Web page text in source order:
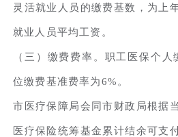
灵活就业人员的缴费基数，为上
就业人员平均工资。
（三）缴费费率。职工医保个
位缴费基准费率为6%。
市医疗保障局会同市财政局根据
医疗保险统筹基金累计结余可支